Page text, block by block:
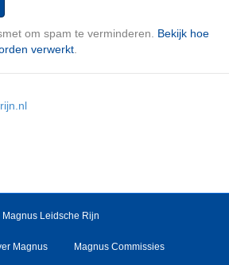
om spam te verminderen. Bekijk hoe
verwerkt
Magnus Leidsche Rijn
Magnus Magnus Commissies